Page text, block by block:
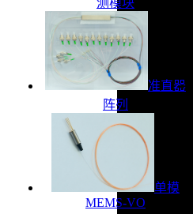
测模块
准直器
阵列
单模
MEMS-VO